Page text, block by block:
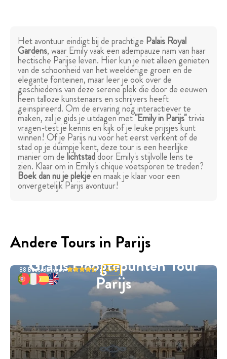
Het avontuur eindigt bij de prachtige Palais Royal
Gardens, waar Emily vaak een adempauze nam van haar
hectische Parijse leven. Hier kun je niet alleen genieten
van de schoonheid van het weelderige groen en de
elegante fonteinen, maar leer je ook over de
geschiedenis van deze serene plek die door de eeuwen
heen talloze kunstenaars en schrijvers heeft
geïnspireerd. Om de ervaring nog interactiever te
maken, zal je gids je uitdagen met"Emily in Parijs"trivia
vragen-test je kennis en kijk of je leuke prijsjes kunt
winnen! Of je Parijs nu voor het eerst verkent of de
stad op je duimpje kent, deze tour is een heerlijke
manier om delichtstaddoor Emily's stijlvolle lens te
zien. Klaar om in Emily's chique voetsporen te treden?
Boek dan nu je plekjeen maak je klaar voor een
onvergetelijk Parijs avontuur!
Andere Tours in Parijs
Gratis Hoogtepunten Tour
Parijs
88 Beoordelingen 4.93